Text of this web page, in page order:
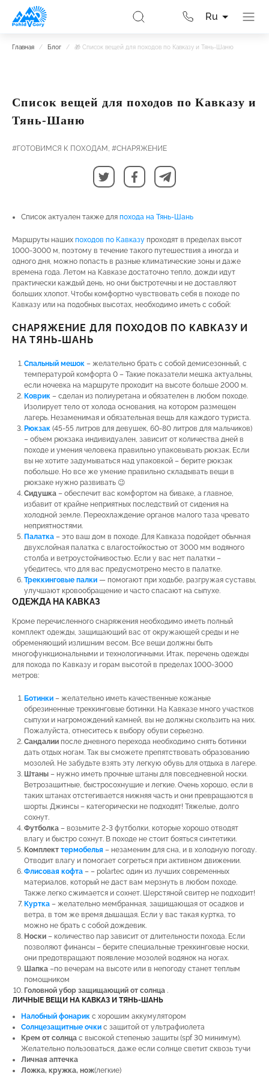
Ru
Главная / Блог / 🎁 Список вещей для походов по Кавказу и Тянь-Шаню
Список вещей для походов по Кавказу и
Тянь-Шаню
#ГОТОВИМСЯ К ПОХОДАМ, #СНАРЯЖЕНИЕ
Список актуален также для похода на Тянь-Шань
Маршруты наших походов по Кавказу проходят в пределах высот
1000-3000 м, поэтому в течение такого путешествия а иногда и
одного дня, можно попасть в разные климатические зоны и даже
времена года. Летом на Кавказе достаточно тепло, дожди идут
практически каждый день, но они быстротечны и не доставляют
больших хлопот. Чтобы комфортно чувствовать себя в походе по
Кавказу или на подобных высотах, необходимо иметь с собой:
СНАРЯЖЕНИЕ ДЛЯ ПОХОДОВ ПО КАВКАЗУ И
НА ТЯНЬ-ШАНЬ
Спальный мешок – желательно брать с собой демисезонный, с
температурой комфорта 0 – Такие показатели мешка актуальны,
если ночевка на маршруте проходит на высоте больше 2000 м.
Коврик – сделан из полиуретана и обязателен в любом походе.
Изолирует тело от холода основания, на котором размещен
лагерь. Незаменимая и обязательная вещь для каждого туриста.
Рюкзак (45-55 литров для девушек, 60-80 литров для мальчиков)
– объем рюкзака индивидуален, зависит от количества дней в
походе и умения человека правильно упаковывать рюкзак. Если
вы не хотите задумываться над упаковкой – берите рюкзак
побольше. Но все же умение правильно складывать вещи в
рюкзаке нужно развивать 😉
Сидушка – обеспечит вас комфортом на биваке, а главное,
избавит от крайне неприятных последствий от сидения на
холодной земле. Переохлаждение органов малого таза чревато
неприятностями.
Палатка – это ваш дом в походе. Для Кавказа подойдет обычная
двухслойная палатка с влагостойкостью от 3000 мм водяного
столба и ветроустойчивостью. Если у вас нет палатки –
убедитесь, что для вас предусмотрено место в палатке.
Треккинговые палки — помогают при ходьбе, разгружая суставы,
улучшают кровообращение и часто спасают на сыпухе.
ОДЕЖДА НА КАВКАЗ
Кроме перечисленного снаряжения необходимо иметь полный
комплект одежды, защищающий вас от окружающей среды и не
обременяющий излишним весом. Все вещи должны быть
многофункциональными и технологичными. Итак, перечень одежды
для похода по Кавказу и горам высотой в пределах 1000-3000
метров:
Ботинки – желательно иметь качественные кожаные
обрезиненные треккинговые ботинки. На Кавказе много участков
сыпухи и нагромождений камней, вы не должны скользить на них.
Пожалуйста, отнеситесь к выбору обуви серьезно.
Сандалии после дневного перехода необходимо снять ботинки
дать отдых ногам. Так вы сможете препятствовать образованию
мозолей. Не забудьте взять эту легкую обувь для отдыха в лагере.
Штаны – нужно иметь прочные штаны для повседневной носки.
Ветрозащитные, быстросохнущие и легкие. Очень хорошо, если в
таких штанах отстегивается нижняя часть и они превращаются в
шорты. Джинсы – категорически не подходят! Тяжелые, долго
сохнут.
Футболка – возьмите 2-3 футболки, которые хорошо отводят
влагу и быстро сохнут. В походе не стоит бояться синтетики.
Комплект термобелья – незаменим для сна, и в холодную погоду.
Отводит влагу и помогает согреться при активном движении.
Флисовая кофта – – polartec один из лучших современных
материалов, который не даст вам мерзнуть в любом походе.
Также легко сжимается и сохнет. Шерстяной свитер не подходит!
Куртка – желательно мембранная, защищающая от осадков и
ветра, в том же время дышащая. Если у вас такая куртка, то
можно не брать с собой дождевик.
Носки – количество пар зависит от длительности похода. Если
позволяют финансы – берите специальные треккинговые носки,
они предотвращают появление мозолей водянок на ногах.
Шапка –по вечерам на высоте или в непогоду станет теплым
помощником
Головной убор защищающий от солнца .
ЛИЧНЫЕ ВЕЩИ НА КАВКАЗ И ТЯНЬ-ШАНЬ
Налобный фонарик с хорошим аккумулятором
Солнцезащитные очки с защитой от ультрафиолета
Крем от солнца с высокой степенью защиты (spf 30 минимум).
Желательно пользоваться, даже если солнце светит сквозь тучи
Личная аптечка
Ложка, кружка, нож(легкие)